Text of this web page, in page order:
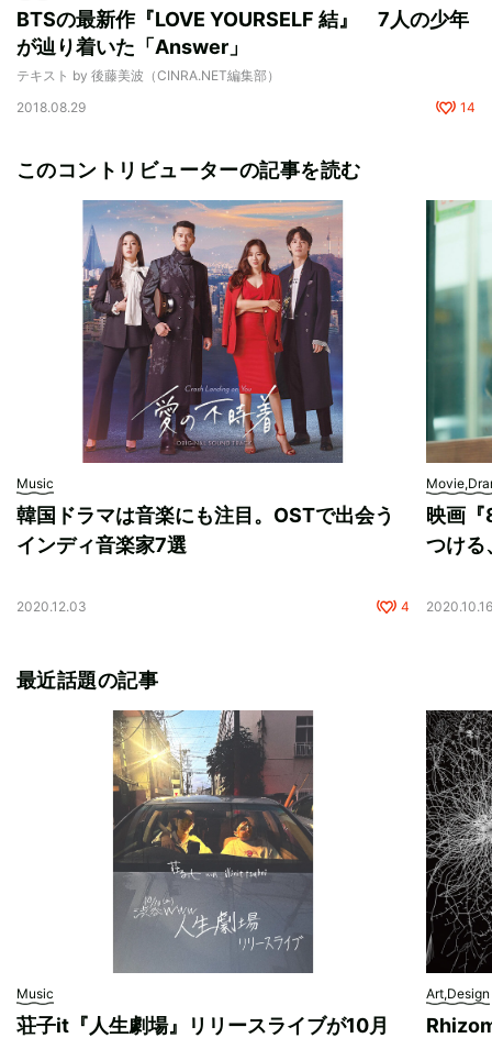
BTSの最新作『LOVE YOURSELF 結』 7人の少年
が辿り着いた「Answer」
テキスト by 後藤美波（CINRA.NET編集部）
2018.08.29
14
このコントリビューターの記事を読む
Music
韓国ドラマは音楽にも注目。OSTで出会う
インディ音楽家7選
2020.12.03 4
映画
つける
最近話題の記事
Music
荘子it『人生劇場』リリースライブが10月
Art,Design